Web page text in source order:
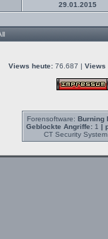
29.01.2015
Views heute: 76.687 | Views
Forensoftware: Burning
Geblockte Angriffe:1 |
CT Security